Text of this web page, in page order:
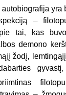
yra
–
tai, kas
demono
žodį, lemtingąjį